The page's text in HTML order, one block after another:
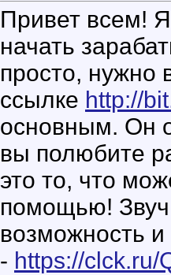
Привет всем!
начать
просто, нужно
ссылке http://
основным. Он
вы полюбите
это то, что
помощью!
возможность
- https://clck.ru/